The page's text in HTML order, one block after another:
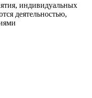
индивидуальных
деятельностью,